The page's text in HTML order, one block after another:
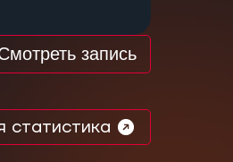
запись
статистика